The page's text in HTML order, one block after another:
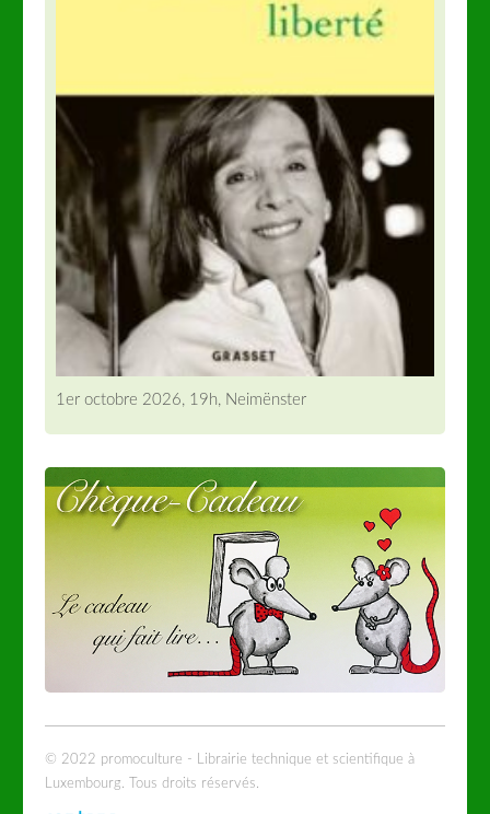
1er octobre 2026, 19h, Neimënster
© 2022 promoculture - Librairie technique et scientifique à
Luxembourg. Tous droits réservés.